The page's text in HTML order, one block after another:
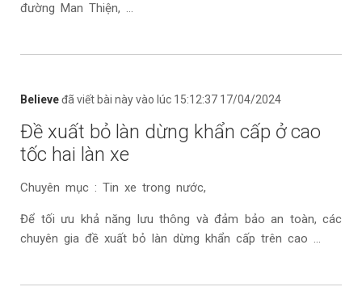
đường Man Thiện, ...
Believeđã viết bài này vào lúc 15:12:37 17/04/2024
Đề xuất bỏ làn dừng khẩn cấp ở cao
tốc hai làn xe
Chuyên mục : Tin xe trong nước,
Để tối ưu khả năng lưu thông và đảm bảo an toàn, các
chuyên gia đề xuất bỏ làn dừng khẩn cấp trên cao ...